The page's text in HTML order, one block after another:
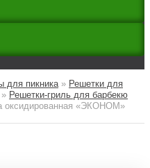
для пикника» Решетки для
Решетки-гриль для барбекю
оксидированная «ЭКОНОМ»